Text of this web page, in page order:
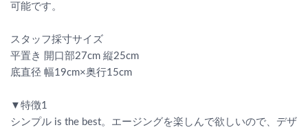
可能です。
スタッフ採寸サイズ
平置き 開口部27cm 縦25cm
底直径 幅19cm×奥行15cm
▼特徴1
シンプル is the best。エージングを楽しんで欲しいので、デザ